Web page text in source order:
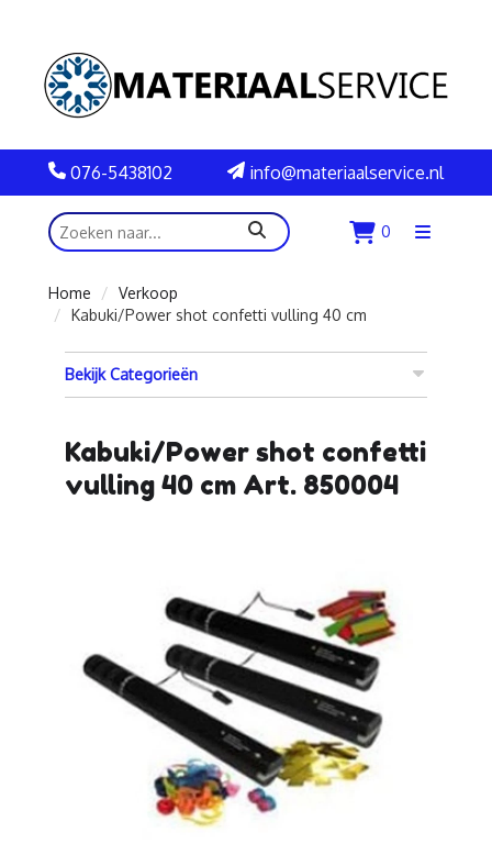
076-5438102 info@materiaalservice.nl
zoeken 0
Menu
Home
Verkoop
Kabuki/Power shot confetti vulling 40 cm
Bekijk Categorieën
Kabuki/Power shot confetti
vulling 40 cm Art. 850004